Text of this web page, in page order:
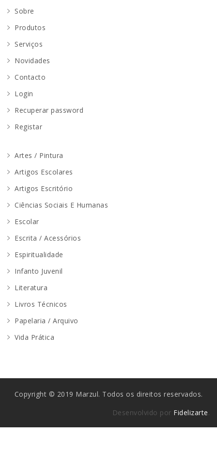
Sobre
Produtos
Serviços
Novidades
Contacto
Login
Recuperar password
Registar
Artes / Pintura
Artigos Escolares
Artigos Escritório
Ciências Sociais E Humanas
Escolar
Escrita / Acessórios
Espiritualidade
Infanto Juvenil
Literatura
Livros Técnicos
Papelaria / Arquivo
Vida Prática
Copyright © 2019 Marzul. Todos os direitos reservados.
Desenvolvido por Fidelizarte.